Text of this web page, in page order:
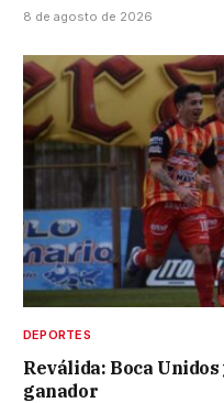
8 de agosto de 2026
DEPORTES
Reválida: Boca
ganador